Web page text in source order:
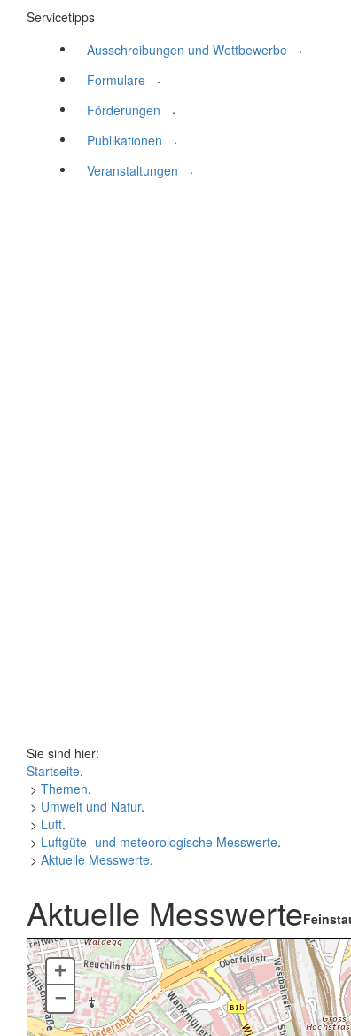
Servicetipps
Ausschreibungen und Wettbewerbe
.
Formulare
.
Förderungen
.
Publikationen
.
Veranstaltungen
.
Sie sind hier:
Startseite.
> Themen.
> Umwelt und Natur.
> Luft.
> Luftgüte- und meteorologische Messwerte.
> Aktuelle Messwerte.
Aktuelle Messwerte
+
–